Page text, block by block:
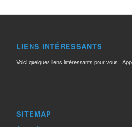
LIENS INTÉRESSANTS
Voici quelques liens intéressants pour vous !
SITEMAP